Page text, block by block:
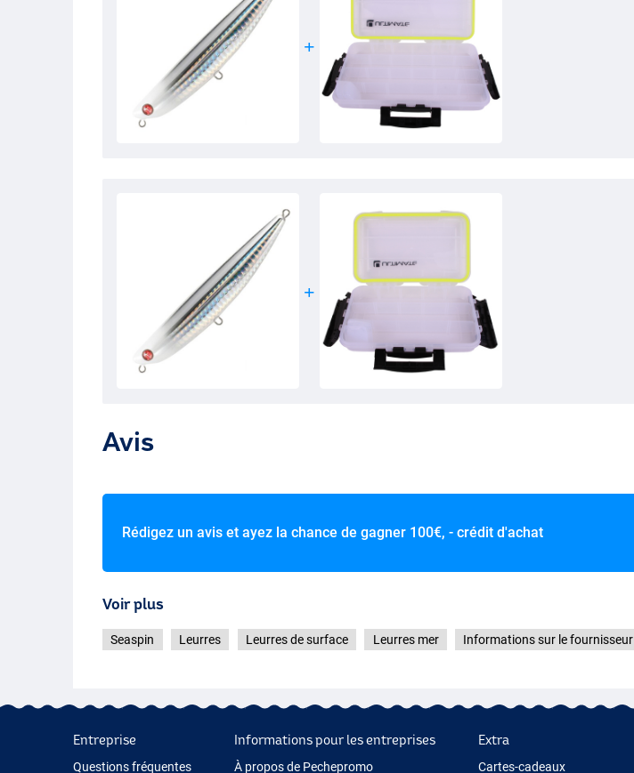
Avis
Rédigez un avis et ayez la chance de gagner 100€, - crédit d'achat
Voir plus
Seaspin Leurres Leurres de surface Leurres mer Informations sur le fournisseur
Entreprise
Questions fréquentes
Informations pour les entreprises
À propos de Pechepromo
Extra
Cartes-cadeaux